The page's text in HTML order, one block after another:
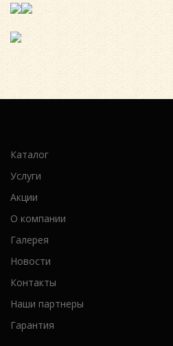
Каталог
Услуги
Акции
О компании
Галерея
Новости
Контакты
Наши партнеры
Гарантия